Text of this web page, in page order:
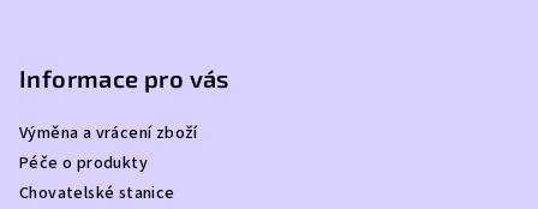
Informace pro vás
Výměna a vrácení zboží
Péče o produkty
Chovatelské stanice